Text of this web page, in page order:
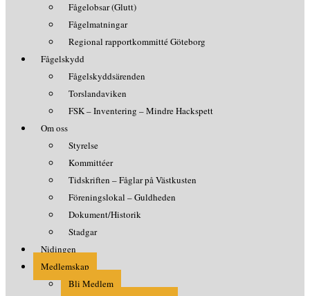
Fågelobsar (Glutt)
Fågelmatningar
Regional rapportkommitté Göteborg
Fågelskydd
Fågelskyddsärenden
Torslandaviken
FSK – Inventering – Mindre Hackspett
Om oss
Styrelse
Kommittéer
Tidskriften – Fåglar på Västkusten
Föreningslokal – Guldheden
Dokument/Historik
Stadgar
Nidingen
Medlemskap
Bli Medlem